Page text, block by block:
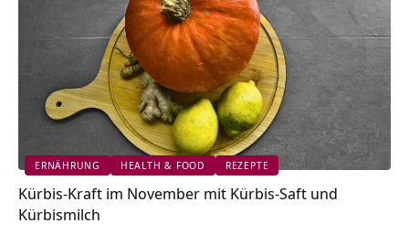
ERNÄHRUNG HEALTH & FOOD REZEPTE
Kürbis-Kraft im November mit Kürbis-Saft und
Kürbismilch